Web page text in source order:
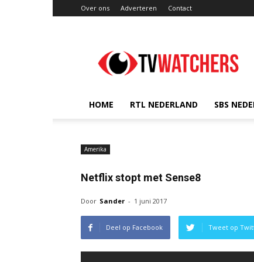
Over ons Adverteren Contact
HOME RTL NEDERLAND SBS
Amerika
Netflix stopt met Sense8
Door Sander - 1 juni 2017
Deel op Facebook Tweet op